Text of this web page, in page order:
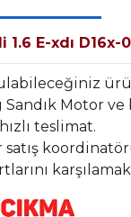
E-xdı D16x-
Sandık Motor
teslimat.